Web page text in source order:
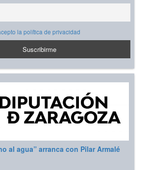
la política de privacidad
al agua” arranca con Pilar Armalé